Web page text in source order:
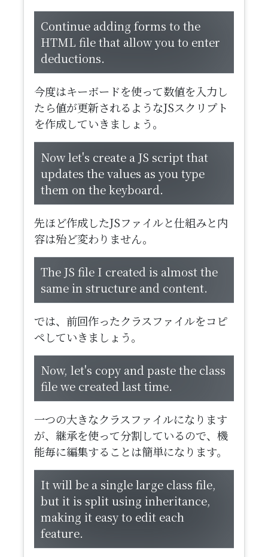
Continue adding forms to the
HTML file that allow you to enter
deductions.
今度はキーボードを使って数値を入力し
たら値が更新されるようなJSスクリプト
を作成していきましょう。
​Now let's create a JS script that
updates the values as you type
them on the keyboard.
先ほど作成したJSファイルと仕組みと内
容は殆ど変わりません。
​The JS file I created is almost the
same in structure and content.
では、前回作ったクラスファイルをコピ
ペしていきましょう。
​Now, let's copy and paste the class
file we created last time.
一つの大きなクラスファイルになります
が、継承を使って分割しているので、機
能毎に編集することは簡単になります。
​It will be a single large class file,
but it is split using inheritance,
making it easy to edit each
feature.